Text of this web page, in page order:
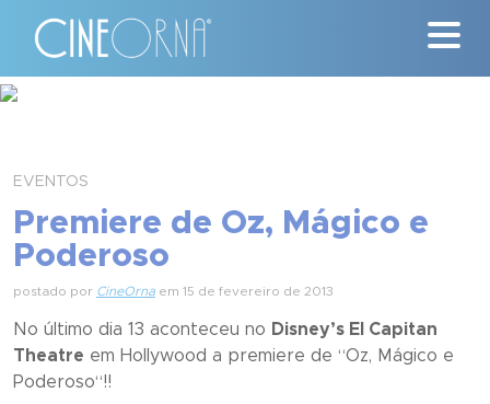
#ClássicosCineOrna
Nossa História
EVENTOS
Premiere de Oz, Mágico e
Poderoso
postado por CineOrna em 15 de fevereiro de 2013
No último dia 13 aconteceu no Disney’s El Capitan
Theatre em Hollywood a premiere de “Oz, Mágico e
Poderoso“!!